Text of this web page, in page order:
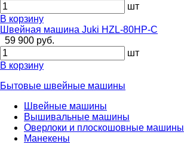
шт
В корзину
Швейная машина Juki HZL-80HP-С
59 900 руб.
шт
В корзину
Бытовые швейные машины
Швейные машины
Вышивальные машины
Оверлоки и плоскошовные машины
Манекены